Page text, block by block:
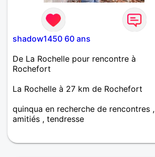
shadow1450 60 ans
De La Rochelle pour rencontre à
Rochefort
La Rochelle à 27 km de Rochefort
quinqua en recherche de rencontres ,
amitiés , tendresse